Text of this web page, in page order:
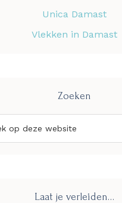
Unica Damast
Vlekken in Damast
Zoeken
Laat je verleiden…